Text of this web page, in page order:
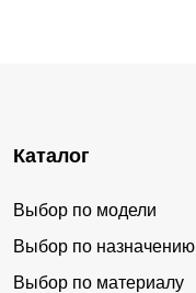
Каталог
Выбор по модели
Выбор по назначению
Выбор по материалу